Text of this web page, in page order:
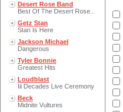
Desert Rose Band
Best Of The Desert Rose..
Getz Stan
Stan Is Here
Jackson Michael
Dangerous
Tyler Bonnie
Greatest Hits
Loudblast
Iii Decades Live Ceremony
Beck
Midnite Vultures